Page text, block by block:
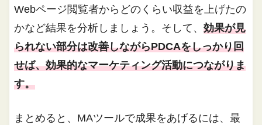
Webページ閲覧者からどのくらい収益を上げたの
かなど結果を分析しましょう。そして、効果が見
られない部分は改善しながらPDCAをしっかり回
せば、効果的なマーケティング活動につながりま
す。
まとめると、MAツールで成果をあげるには、最